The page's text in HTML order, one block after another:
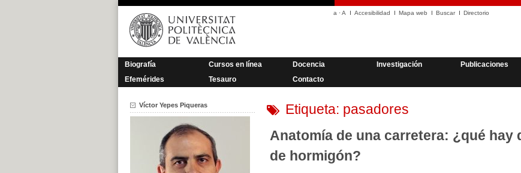
Saltar
contenido
a ·A Accesibilidad Mapa web Buscar Directorio
Biografía Cursos en línea Docencia Investigación Publicaciones
Efemérides
Tesauro Contacto
Etiqueta: pasadores
Anatomía de una carretera: ¿qué hay
de hormigón?
Víctor Yepes Piqueras